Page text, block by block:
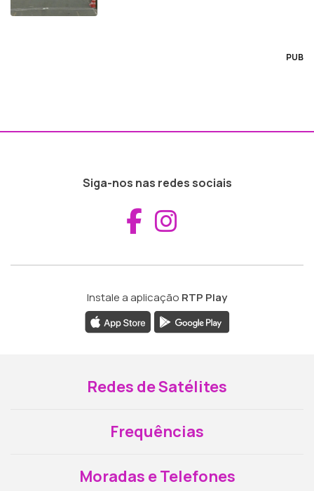
PUB
Siga-nos nas redes sociais
Aceder ao
Instale a aplicação RTP Play
Redes de Satélites
Frequências
Moradas e Telefones